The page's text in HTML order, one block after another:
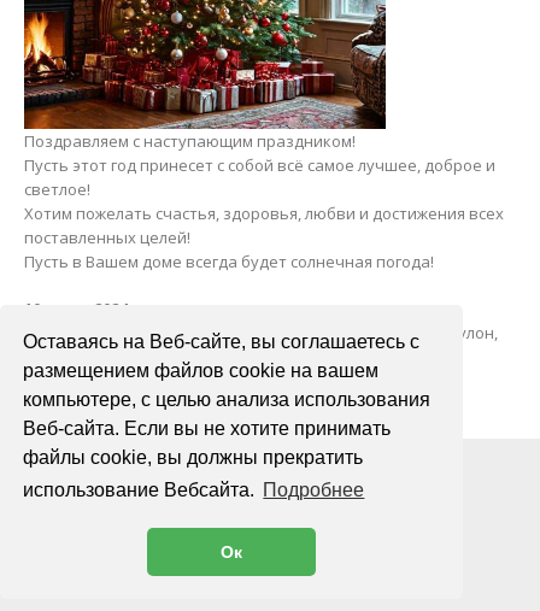
Оставаясь на Веб-сайте, вы соглашаетесь с
размещением файлов cookie на вашем
компьютере, с целью анализа использования
Веб-сайта. Если вы не хотите принимать
файлы cookie, вы должны прекратить
использование Вебсайта. Подробнее
Ок
Поздравляем с наступающим праздником!
Пусть этот год принесет с собой всё самое лучшее, доброе и
светлое!
Хотим пожелать счастья, здоровья, любви и достижения всех
поставленных целей!
Пусть в Вашем доме всегда будет солнечная погода!
10 июня 2024 года
Полиуретановая пленка Overs Matte
за рулон,
при покупке от 3-х рулонов